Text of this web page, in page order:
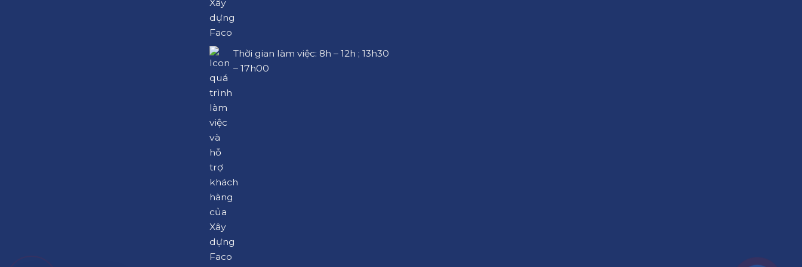
Thời gian làm việc: 8h – 12h ; 13h30
– 17h00